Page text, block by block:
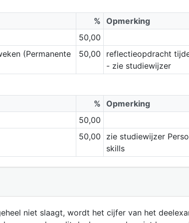
% Opmerking
50,00
(Permanente
50,00
reflectieopdracht
- zie studiewijzer
% Opmerking
50,00
50,00
zie studiewijzer
skills
niet slaagt, wordt het cijfer van het